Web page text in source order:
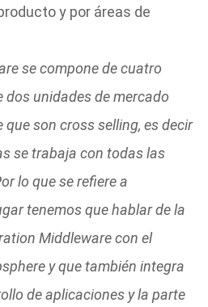
y por áreas de
se compone de cuatro
dos unidades de mercado
son cross selling, es decir
se trabaja con todas las
lo que se refiere a
tenemos que hablar de la
Middleware con el
y que también integra
de aplicaciones y la parte